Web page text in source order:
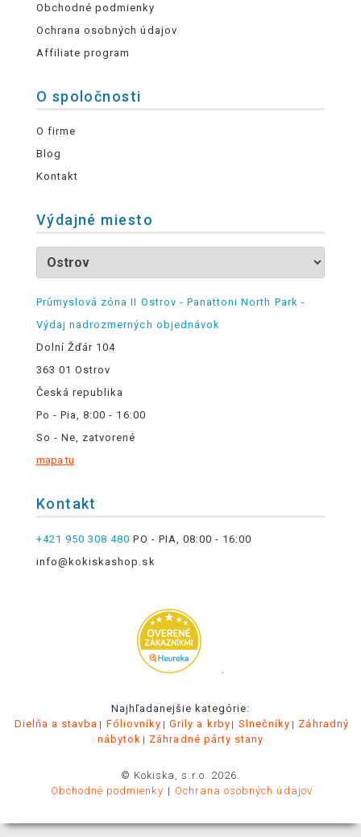
Obchodné podmienky
Ochrana osobných údajov
Affiliate program
O spoločnosti
O firme
Blog
Kontakt
Výdajné miesto
Průmyslová zóna II Ostrov - Panattoni North Park -
Výdaj nadrozmerných objednávok
Dolní Žďár 104
363 01 Ostrov
Česká republika
Po - Pia, 8:00 - 16:00
So - Ne, zatvorené
mapa tu
Kontakt
+421 950 308 480 PO - PIA, 08:00 - 16:00
info@kokiskashop.sk
.
Najhľadanejšie kategórie:
Dielňa a stavba
Fóliovníky Grily a krby Slnečníky
Záhradný
nábytok
Záhradné párty stany
© Kokiska, s.r.o. 2026.
Obchodné podmienky
Ochrana osobných údajov